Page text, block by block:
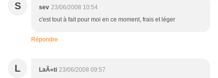
S sev 23/06/2008 10:54
c'est tout à fait pour moi en ce moment, frais et léger
Répondre
L LaÃ«ti 23/06/2008 09:57